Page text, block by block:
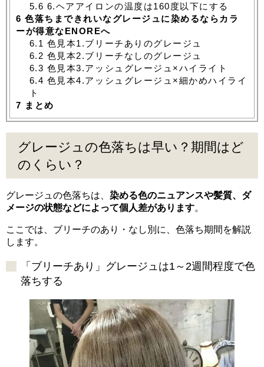
5.6 6.ヘアアイロンの温度は160度以下にする
6 色落ちまできれいなグレージュに染めるならカラ
ーが得意なENOREへ
6.1 色見本1.ブリーチありのグレージュ
6.2 色見本2.ブリーチなしのグレージュ
6.3 色見本3.アッシュグレージュ×ハイライト
6.4 色見本4.アッシュグレージュ×細かめハイライ
ト
7 まとめ
グレージュの色落ちは早い？期間はど
のくらい？
グレージュの色落ちは、 染める色のニュアンスや髪質、ダ
メージの状態などによって個人差があります。
ここでは、ブリーチのあり・なし別に、色落ち期間を解説
します。
「ブリーチあり」グレージュは1～2週間程度で色
落ちする